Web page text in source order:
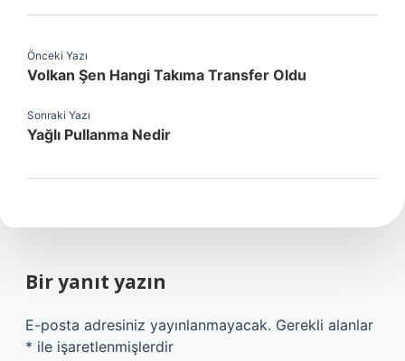
Önceki Yazı
Volkan Şen Hangi Takıma Transfer Oldu
Sonraki Yazı
Yağlı Pullanma Nedir
Bir yanıt yazın
E-posta adresiniz yayınlanmayacak. Gerekli alanlar
* ile işaretlenmişlerdir